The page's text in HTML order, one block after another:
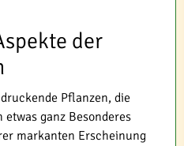
der
Pflanzen, die
ganz Besonderes
markanten Erscheinung